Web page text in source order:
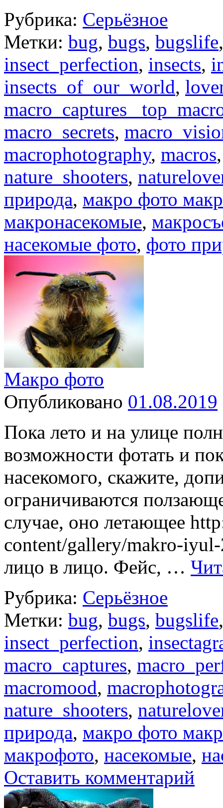
Рубрика: Серьёзное
Метки: bug, bugs, bugslife
insect_perfection, insects,
insects_of_our_world,
macro_captures_
macro_secrets,
macrophotography, macros
nature_shooters,
природа, макро фото
макронасекомые,
насекомые фото, фото
Макро фото
Опубликовано 01.08.2019
Пока лето и на улице
возможности фотать и
насекомого, скажите,
ограничиваются
случае, оно летающее
content/gallery/makro-
лицо в лицо. Фейс, …
Рубрика: Серьёзное
Метки: bug, bugs, bugslife
insect_perfection,
macro_captures,
macromood,
nature_shooters,
природа, макро фото
макрофото, насекомые,
Оставить комментарий